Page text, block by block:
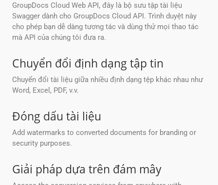
GroupDocs Cloud Web API, đây là bộ sưu tập tài liệu
Swagger dành cho GroupDocs Cloud API. Trình duyệt này
cho phép bạn dễ dàng tương tác và dùng thử mọi thao tác
mà API của chúng tôi đưa ra.
Chuyển đổi định dạng tập tin
Chuyển đổi tài liệu giữa nhiều định dạng tệp khác nhau như
Word, Excel, PDF, v.v.
Đóng dấu tài liệu
Add watermarks to converted documents for branding or
security purposes.
Giải pháp dựa trên đám mây